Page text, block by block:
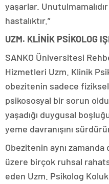
yaşarlar.
hastalıktır.”
UZM. KLİNİK PSİKOLOG
SANKO Üniversitesi
Hizmetleri Uzm. Klinik
obezitenin sadece
psikososyal bir sorun
yaşadığı duygusal
yeme davranışını
Obezitenin aynı
üzere birçok ruhsal
eden Uzm. Psikolog